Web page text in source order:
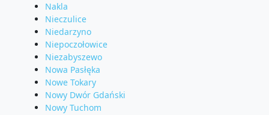
Nakla
Nieczulice
Niedarzyno
Niepoczołowice
Niezabyszewo
Nowa Pasłęka
Nowe Tokary
Nowy Dwór Gdański
Nowy Tuchom